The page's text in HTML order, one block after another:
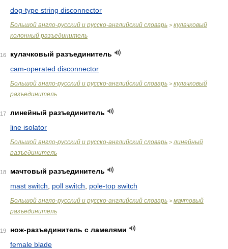
dog-type string disconnector
Большой англо-русский и русско-английский словарь > кулачковый
колонный разъединитель
16
кулачковый разъединитель
cam-operated disconnector
Большой англо-русский и русско-английский словарь > кулачковый
разъединитель
17
линейный разъединитель
line isolator
Большой англо-русский и русско-английский словарь > линейный
разъединитель
18
мачтовый разъединитель
mast switch
poll switch pole-top switch
Большой англо-русский и русско-английский словарь > мачтовый
разъединитель
19
нож-разъединитель с ламелями
female blade